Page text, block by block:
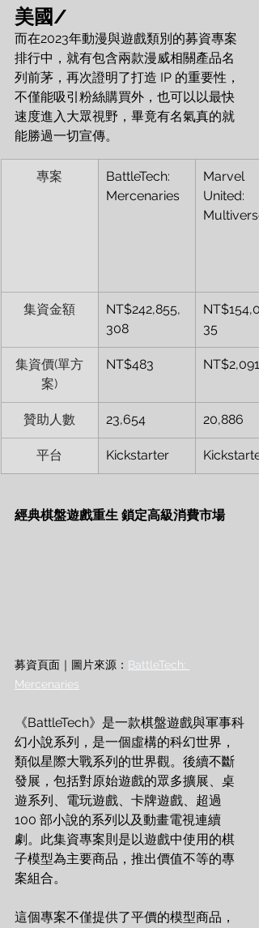
美國/
而在2023年動漫與遊戲類別的募資專案
排行中，就有包含兩款漫威相關產品名
列前茅，再次證明了打造 IP 的重要性，
不僅能吸引粉絲購買外，也可以以最快
速度進入大眾視野，畢竟有名氣真的就
能勝過一切宣傳。
專案
BattleTech:
Mercenaries
Marvel
United:
Multiverse
集資金額
NT$242,855,
308
35
集資價(單方
案)
NT$483 NT$2,091
贊助人數 23,654 20,886
平台 Kickstarter Kickstarter
經典棋盤遊戲重生 鎖定高級消費市場
募資頁面｜圖片來源： BattleTech:
Mercenaries
《BattleTech》是一款棋盤遊戲與軍事科
幻小說系列，是一個虛構的科幻世界，
類似星際大戰系列的世界觀。後續不斷
發展，包括對原始遊戲的眾多擴展、桌
遊系列、電玩遊戲、卡牌遊戲、超過
100 部小說的系列以及動畫電視連續
劇。此集資專案則是以遊戲中使用的棋
子模型為主要商品，推出價值不等的專
案組合。
這個專案不僅提供了平價的模型商品，